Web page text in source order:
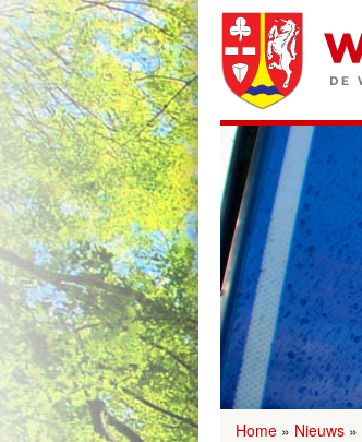
Home » Nieuws »